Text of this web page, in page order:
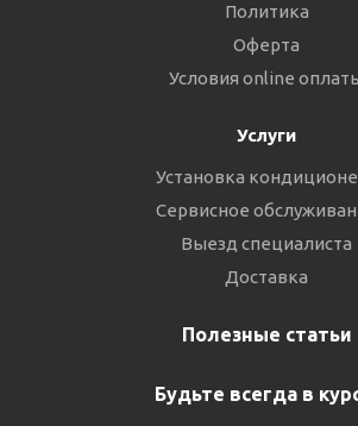
Политика
Оферта
Условия online
Услуги
Установка
Сервисное
Выезд специалиста
Доставка
Полезные статьи
Будьте всегда в